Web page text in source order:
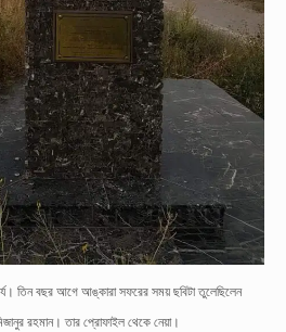
তিন বছর আগে আঙ্কারা সফরের সময় ছবিটা তুলেছিলেন
রহমান। তার প্রোফাইল থেকে নেয়া।